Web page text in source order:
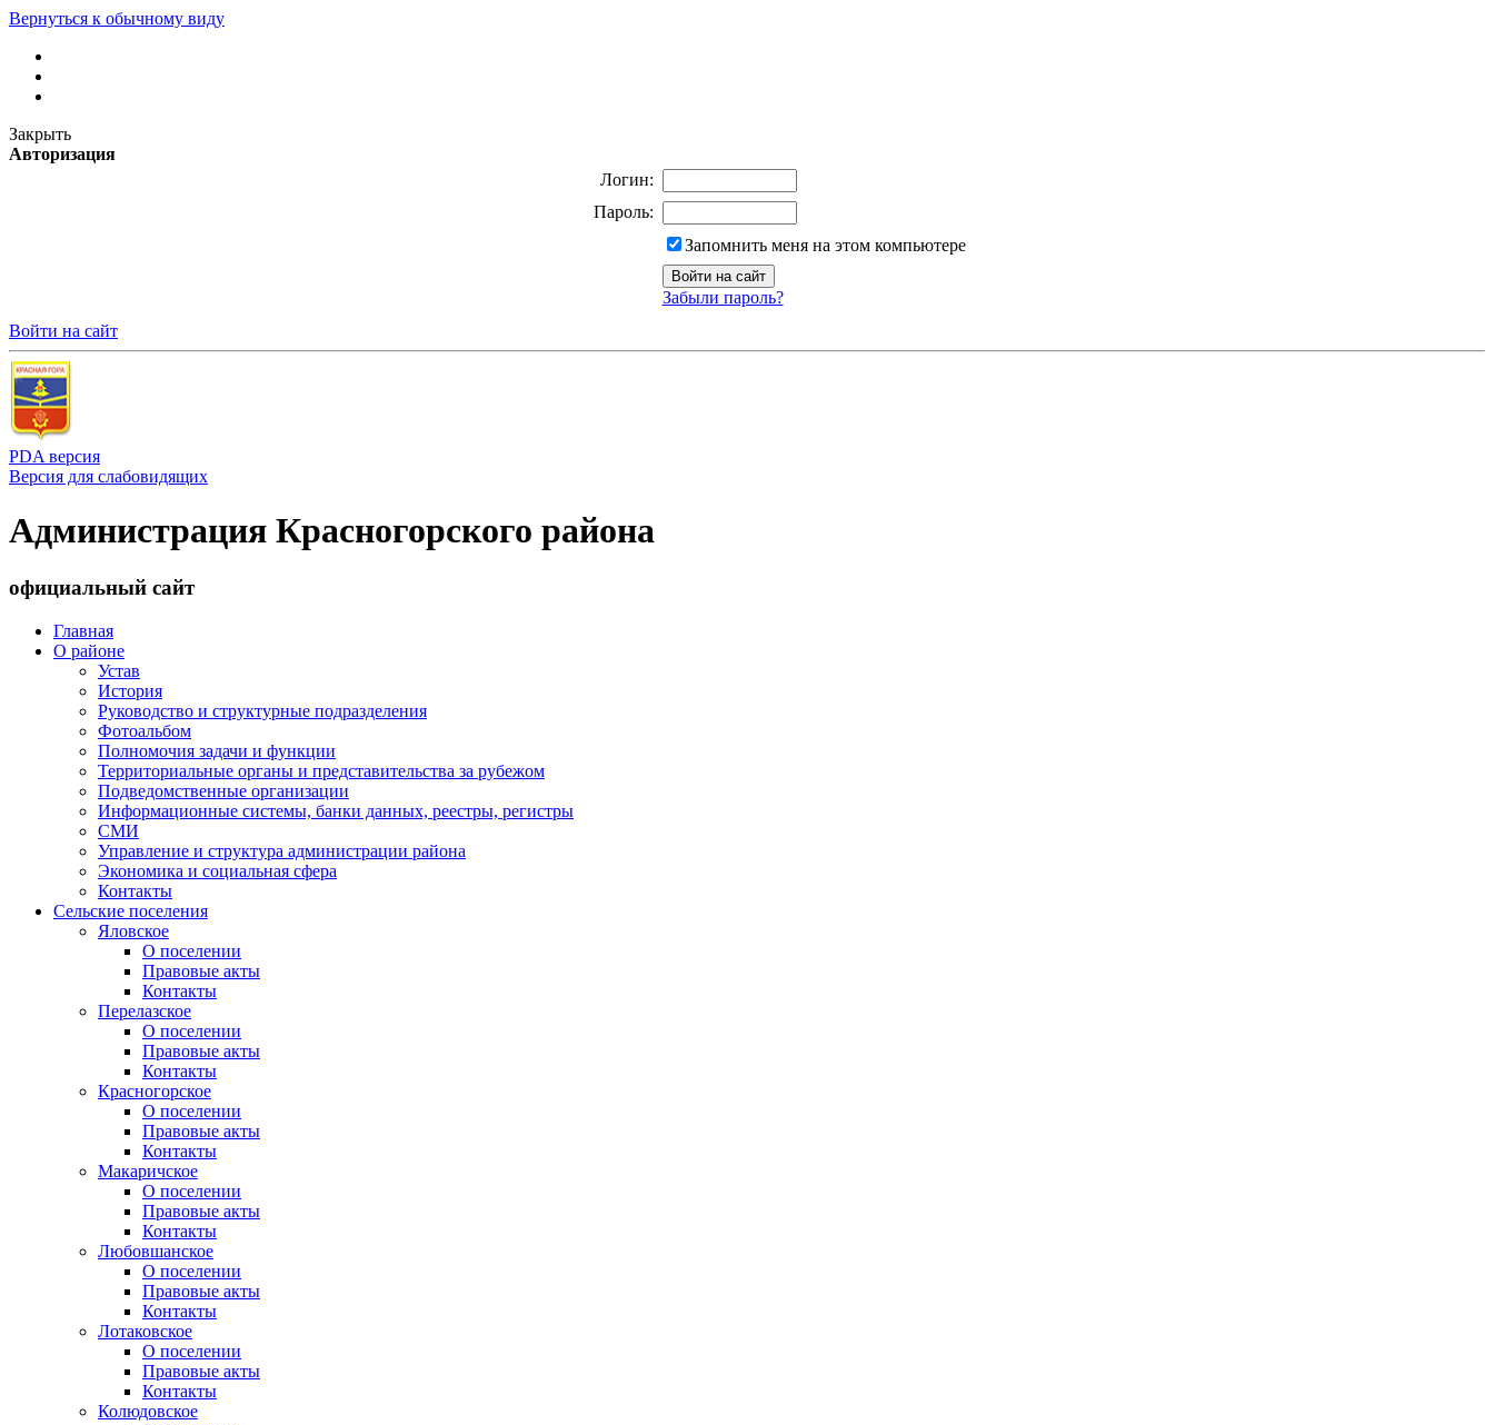
Вернуться к обычному виду
Закрыть
Авторизация
Логин:
Пароль:
Запомнить меня на этом компьютере
Забыли пароль?
Войти на сайт
PDA версия
Версия для слабовидящих
Администрация Красногорского района
официальный сайт
Главная
О районе
Устав
История
Руководство и структурные подразделения
Фотоальбом
Полномочия задачи и функции
Территориальные органы и представительства за рубежом
Подведомственные организации
Информационные системы, банки данных, реестры, регистры
СМИ
Управление и структура администрации района
Экономика и социальная сфера
Контакты
Сельские поселения
Яловское
О поселении
Правовые акты
Контакты
Перелазское
О поселении
Правовые акты
Контакты
Красногорское
О поселении
Правовые акты
Контакты
Макаричское
О поселении
Правовые акты
Контакты
Любовшанское
О поселении
Правовые акты
Контакты
Лотаковское
О поселении
Правовые акты
Контакты
Колюдовское